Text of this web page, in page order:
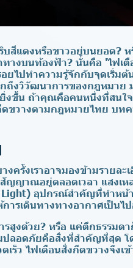
สีแดงหรือขาวอยู่บนยอด? ห
ทางบนท้องฟ้า? นั่นคือ 'ไฟเ
ไปทำความรู้จักกับจุดเริ่มต้
งวิวัฒนาการของกฎหมาย
งขึ้น ถ้าคุณคือคนหนึ่งที่สนใ
ขวางตามกฎหมายไทย บทค
รั้งเราอาจมองข้ามรายละ
ญญาณอยู่ตลอดเวลา แสงเห
Light) อุปกรณ์สำคัญที่ทำหน้
รเดินทางทางอากาศเป็นไ
สูงด้วย? หรือ แค่ตึกธรรมด
ปลอดภัยคือสิ่งที่สำคัญที่สุด โ
เร็ว ไฟเตือนสิ่งกีดขวางจึง